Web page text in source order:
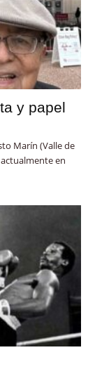
y papel
Marín (Valle de
actualmente en